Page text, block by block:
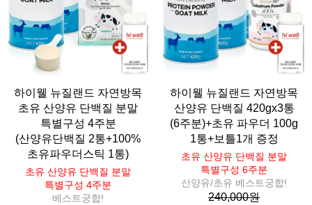
하이웰 뉴질랜드 자연방목
초유 산양유 단백질 분말
특별구성 4주분
(산양유단백질 2통+100%
초유파우더스틱 1통)
초유 산양유 단백질 분말
특별구성 4주분
베스트궁합!
하이웰 뉴질랜드 자연방목
산양유 단백질 420gx3통
(6주분)+초유 파우더 100g
1통+보틀1개 증정
초유 산양유 단백질 분말
특별구성 6주분
산양유/초유 베스트궁합!
240,000원